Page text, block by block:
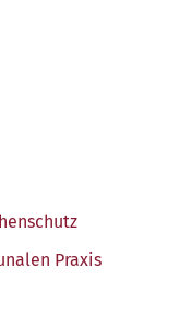
Praxis